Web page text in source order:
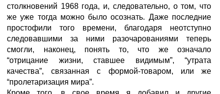
столкновений 1968 года, и, следовательно, о том, что
же уже тогда можно было осознать. Даже последние
простофили того времени, благодаря неотступно
следовавшими за ними разочарованиями теперь
смогли, наконец, понять то, что же означало
“отрицание жизни, ставшее видимым”, “утрата
качества”, связанная с формой-товаром, или же
“пролетаризация мира”.